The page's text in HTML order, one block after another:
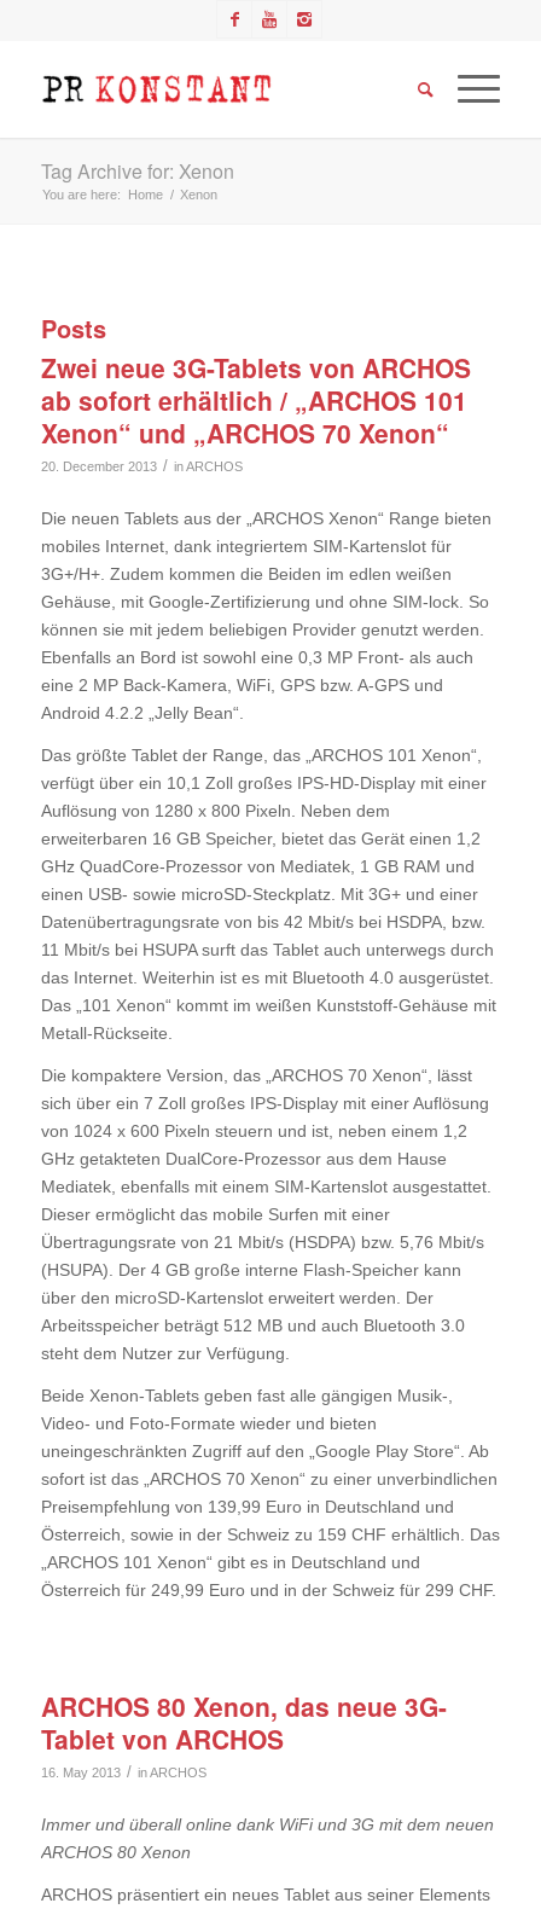
Tag Archive for: Xenon
You are here: Home / Xenon
Posts
Zwei neue 3G-Tablets von ARCHOS
ab sofort erhältlich / „ARCHOS 101
Xenon“ und „ARCHOS 70 Xenon“
20. December 2013 / inARCHOS
Die neuen Tablets aus der „ARCHOS Xenon“ Range bieten
mobiles Internet, dank integriertem SIM-Kartenslot für
3G+/H+. Zudem kommen die Beiden im edlen weißen
Gehäuse, mit Google-Zertifizierung und ohne SIM-lock. So
können sie mit jedem beliebigen Provider genutzt werden.
Ebenfalls an Bord ist sowohl eine 0,3 MP Front- als auch
eine 2 MP Back-Kamera, WiFi, GPS bzw. A-GPS und
Android 4.2.2 „Jelly Bean“.
Das größte Tablet der Range, das „ARCHOS 101 Xenon“,
verfügt über ein 10,1 Zoll großes IPS-HD-Display mit einer
Auflösung von 1280 x 800 Pixeln. Neben dem
erweiterbaren 16 GB Speicher, bietet das Gerät einen 1,2
GHz QuadCore-Prozessor von Mediatek, 1 GB RAM und
einen USB- sowie microSD-Steckplatz. Mit 3G+ und einer
Datenübertragungsrate von bis 42 Mbit/s bei HSDPA, bzw.
11 Mbit/s bei HSUPA surft das Tablet auch unterwegs durch
das Internet. Weiterhin ist es mit Bluetooth 4.0 ausgerüstet.
Das „101 Xenon“ kommt im weißen Kunststoff-Gehäuse mit
Metall-Rückseite.
Die kompaktere Version, das „ARCHOS 70 Xenon“, lässt
sich über ein 7 Zoll großes IPS-Display mit einer Auflösung
von 1024 x 600 Pixeln steuern und ist, neben einem 1,2
GHz getakteten DualCore-Prozessor aus dem Hause
Mediatek, ebenfalls mit einem SIM-Kartenslot ausgestattet.
Dieser ermöglicht das mobile Surfen mit einer
Übertragungsrate von 21 Mbit/s (HSDPA) bzw. 5,76 Mbit/s
(HSUPA). Der 4 GB große interne Flash-Speicher kann
über den microSD-Kartenslot erweitert werden. Der
Arbeitsspeicher beträgt 512 MB und auch Bluetooth 3.0
steht dem Nutzer zur Verfügung.
Beide Xenon-Tablets geben fast alle gängigen Musik-,
Video- und Foto-Formate wieder und bieten
uneingeschränkten Zugriff auf den „Google Play Store“. Ab
sofort ist das „ARCHOS 70 Xenon“ zu einer unverbindlichen
Preisempfehlung von 139,99 Euro in Deutschland und
Österreich, sowie in der Schweiz zu 159 CHF erhältlich. Das
„ARCHOS 101 Xenon“ gibt es in Deutschland und
Österreich für 249,99 Euro und in der Schweiz für 299 CHF.
ARCHOS 80 Xenon, das neue 3G-
Tablet von ARCHOS
16. May 2013 / inARCHOS
Immer und überall online dank WiFi und 3G mit dem neuen
ARCHOS 80 Xenon
ARCHOS präsentiert ein neues Tablet aus seiner Elements